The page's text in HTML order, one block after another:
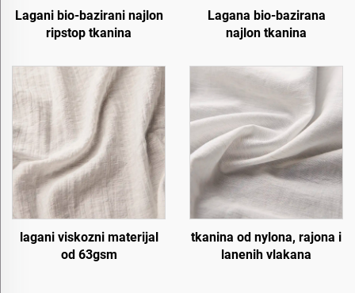
Lagani bio-bazirani najlon
ripstop tkanina
Lagana bio-bazirana
najlon tkanina
lagani viskozni materijal
od 63gsm
tkanina od nylona, rajona i
lanenih vlakana